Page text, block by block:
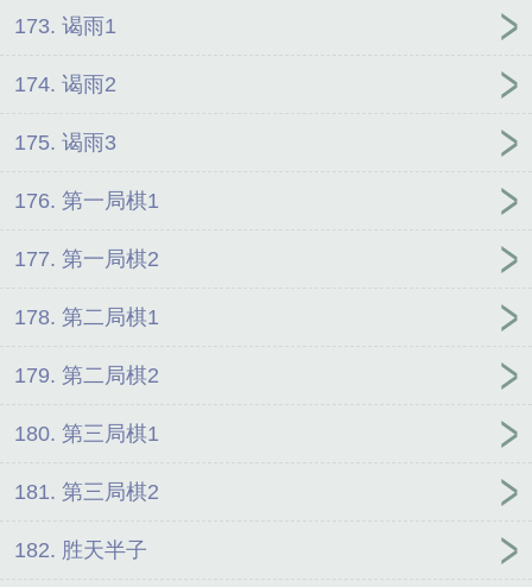
173. 谒雨1
174. 谒雨2
175. 谒雨3
176. 第一局棋1
177. 第一局棋2
178. 第二局棋1
179. 第二局棋2
180. 第三局棋1
181. 第三局棋2
182. 胜天半子